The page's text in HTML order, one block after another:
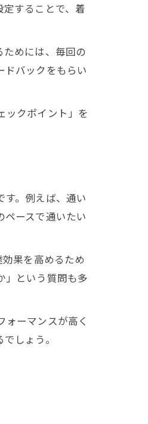
することで、着
めには、毎回の
バックをもらい
ックポイント」を
。例えば、通い
ースで通いたい
果を高めるため
」という質問も多
ーマンスが高く
しょう。